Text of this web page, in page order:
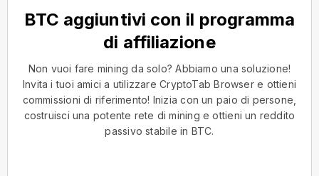
BTC aggiuntivi con il programma
di affiliazione
Non vuoi fare mining da solo? Abbiamo una soluzione!
Invita i tuoi amici a utilizzare CryptoTab Browser e ottieni
commissioni di riferimento! Inizia con un paio di persone,
costruisci una potente rete di mining e ottieni un reddito
passivo stabile in BTC.